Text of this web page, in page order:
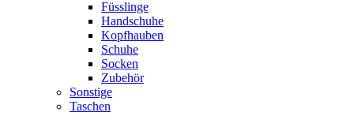
Füsslinge
Handschuhe
Kopfhauben
Schuhe
Socken
Zubehör
Sonstige
Taschen